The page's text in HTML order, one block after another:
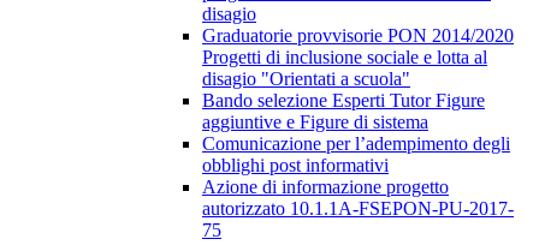
disagio
Graduatorie provvisorie PON 2014/2020
Progetti di inclusione sociale e lotta al
disagio "Orientati a scuola"
Bando selezione Esperti Tutor Figure
aggiuntive e Figure di sistema
Comunicazione per l’adempimento degli
obblighi post informativi
Azione di informazione progetto
autorizzato 10.1.1A-FSEPON-PU-2017-
75